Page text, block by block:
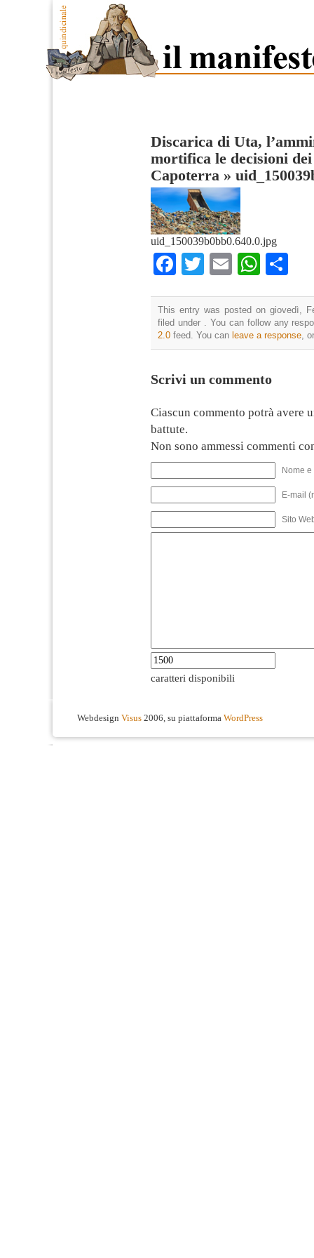
Discarica di Uta,
mortifica le decisioni
Capoterra »
uid_150039b0bb0.640.0.jpg
Facebook
TwitterEmail
This entry was posted on giovedì,
filed under . You can follow any
2.0 feed. You can leave a response ,
Scrivi un commento
Ciascun commento potrà avere
battute.
Non sono ammessi commenti
Nome
E-mail
Sito
caratteri disponibili
Webdesign Visus 2006, su piattaforma WordPress